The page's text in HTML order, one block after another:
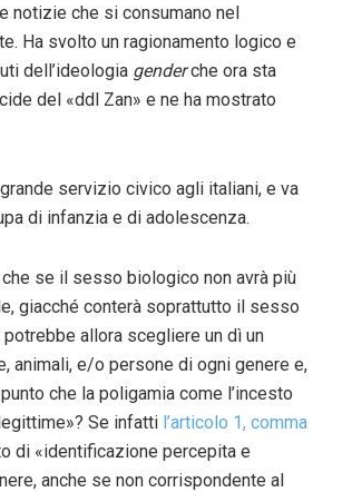
notizie che si consumano nel
Ha svolto un ragionamento logico e
dell’ideologia genderche ora sta
del «ddl Zan» e ne ha mostrato
servizio civico agli italiani, e va
di infanzia e di adolescenza.
se il sesso biologico non avrà più
giacché conterà soprattutto il sesso
allora scegliere un dì un
animali, e/o persone di ogni genere e,
che la poligamia come l’incesto
Se infatti l’articolo 1, comma
di «identificazione percepita e
anche se non corrispondente al